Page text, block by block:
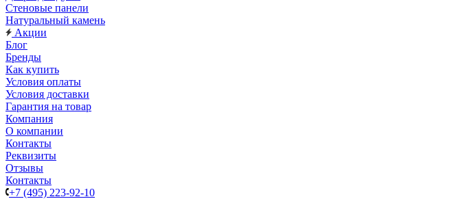
Стеновые панели
Натуральный камень
Акции
Блог
Бренды
Как купить
Условия оплаты
Условия доставки
Гарантия на товар
Компания
О компании
Контакты
Реквизиты
Отзывы
Контакты
+7 (495) 223-92-10